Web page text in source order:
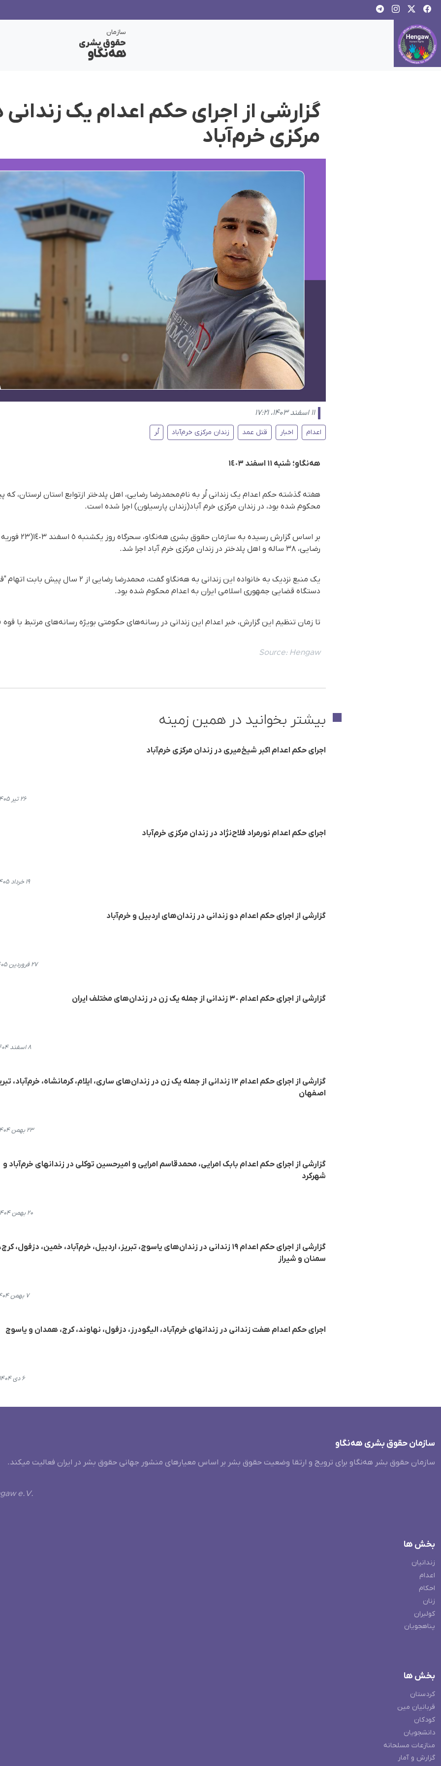
سازمان
حقوق بشری
هەنگاو
گزارشی از اجرای حکم اعدام یک زندانی
مرکزی خرم‌آباد
۱۱ اسفند ۱۴۰۳، ۱۷:۲۱
اعدام اخبار قتل عمد زندان مرکزی خرم‌آباد لُر
هەنگاو؛ شنبه ۱۱ اسفند ١٤٠٣
هفته گذشته حکم اعدام یک زندانی لُر به نام محمدرضا رضایی، اهل پلدختر ازتوابع استان لرستان، که
محکوم شده بود، در زندان مرکزی خرم آباد(زندان پارسیلون) اجرا شده است.
رضایی، ٣٨ سالە و اهل پلدختر در زندان مرکزی خرم آباد اجرا شد.
یک منبع نزدیک به خانواده این زندانی به هه‌نگاو گفت،
دستگاه قضایی جمهوری اسلامی ایران به اعدام محکوم شده بود.
تا زمان تنظیم این گزارش، خبر اعدام این زندانی در رسانه‌های حکومتی بویژه رسانه‌های مرتبط با
Source: Hengaw
بیشتر بخوانید در همین زمینه
اجرای حکم اعدام اکبر شیخ‌میری در زندان مرکزی خرم‌آباد
۲۶ تیر ۱۴۰۵، ۱۹:۳۴
اجرای حکم اعدام نورمراد فلاح‌نژاد در زندان مرکزی خرم‌آباد
۱۹ خرداد ۱۴۰۵، ۱۲:۰۵
گزارشی از اجرای حکم اعدام دو زندانی در زندان‌های اردبیل و خرم‌آباد
۲۷ فروردین ۱۴۰۵، ۱۱:۴۹
گزارشی از اجرای حکم اعدام ٣٠ زندانی از جملە یک زن در زندان‌های مختلف ایران
۸ اسفند ۱۴۰۴، ۲۱:۰۰
گزارشی از اجرای حکم اعدام ١٢ زندانی از جملە یک زن در زندان‌های ساری، ایلام، کرمانشاه، خرم‌آباد،
اصفهان
۲۳ بهمن ۱۴۰۴، ۱۲:۴۸
گزارشی از اجرای حکم اعدام بابک امرایی، محمدقاسم امرایی و امیرحسین توکلی در زندانهای خرم‌آباد و
شهرکرد
۲۰ بهمن ۱۴۰۴، ۱۵:۵۲
گزارشی از اجرای حکم اعدام ١٩ زندانی در زندان‌های یاسوج، تبریز، اردبیل، خرم‌آباد، خمین، دزفول،
سمنان و شیراز
۷ بهمن ۱۴۰۴، ۰۱:۲۸
اجرای حکم اعدام هفت زندانی در زندانهای خرم‌آباد، الیگودرز، دزفول، نهاوند، کرج، همدان و یاسوج
۶ دی ۱۴۰۴، ۲۰:۵۶
سازمان حقوق بشری هەنگاو
سازمان حقوق بشر هه‌نگاو برای ترویج و ارتقا وضعیت حقوق بشر بر اساس معیارهای منشور جهانی حقوق بشر در ایران فعالیت میکند.
e.V.
بخش ها
زندانیان
اعدام
احکام
زنان
کولبران
پناهجویان
بخش ها
کردستان
قربانیان مین
کودکان
دانشجویان
منازعات مسلحانه
گزارش و آمار